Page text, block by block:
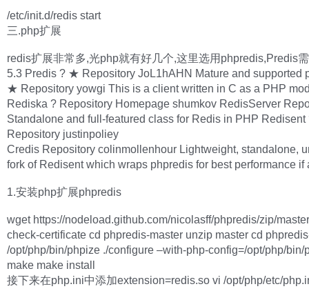
/etc/init.d/redis start
三.php扩展
redis扩展非常多,光php就有好几个,这里选用phpredis,Predis
5.3 Predis ? ★ Repository JoL1hAHN Mature and supported
★ Repository yowgi This is a client written in C as a PHP
Rediska ? Repository Homepage shumkov RedisServer
Standalone and full-featured class for Redis in PHP Redisent
Repository justinpoliey
Credis Repository colinmollenhour Lightweight, standalone,
fork of Redisent which wraps phpredis for best performance if
1.安装php扩展phpredis
wget https://nodeload.github.com/nicolasff/phpredis/zip/
check-certificate cd phpredis-master unzip master cd
/opt/php/bin/phpize ./configure –with-php-config=/opt/php/bin/
make make install
接下来在php.ini中添加extension=redis.so vi /opt/php/etc/